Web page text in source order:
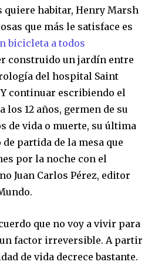
SUBSCRIBE
quiere habitar, Henry Marsh
que más le satisface es
bicicleta a todos
construido un jardín entre
del hospital Saint
continuar escribiendo el
los 12 años, germen de su
de vida o muerte, su última
partida de la mesa que
por la noche con el
Juan Carlos Pérez, editor
que no voy a vivir para
un factor irreversible. A partir
de vida decrece bastante.